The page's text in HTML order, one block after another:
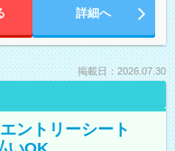
詳細へ
掲載日：2026.07.30
ントリーシート